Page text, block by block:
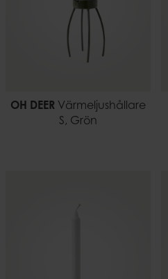
OH DEERVärmeljushållare
S, Grön